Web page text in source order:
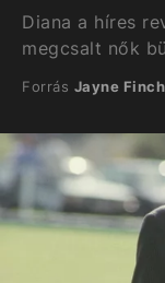
Diana a híres
megcsalt nők
Forrás Jayne